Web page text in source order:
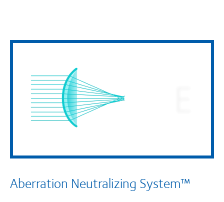
Aberration Neutralizing System™